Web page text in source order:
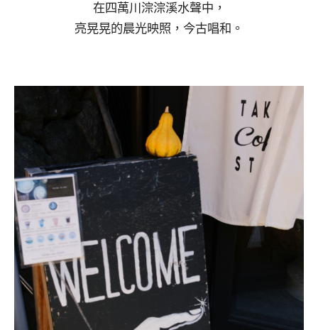
在四萬川淙淙溪水聲中，
亮晃晃的晨光映照，今古唱和。